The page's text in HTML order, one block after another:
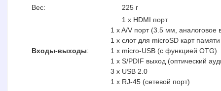
Вес:
225 г
Входы-выходы:
1 x HDMI порт
1 x A/V порт (3.5 мм, аналоговое
1 x слот для microSD карт памяти
1 x micro-USB (с функцией OTG)
1 x S/PDIF выход (оптический
3 x USB 2.0
1 x RJ-45 (сетевой порт)